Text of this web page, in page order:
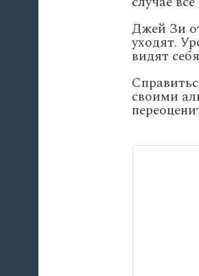
Джей Зи
уходят.
видят
своими